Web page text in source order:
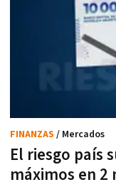
El riesgo país
máximos en 2
FINANZAS / Mercados